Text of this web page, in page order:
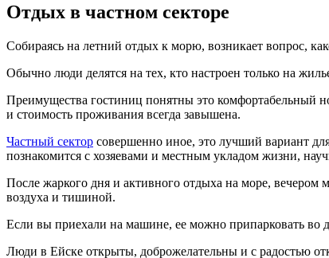
Отдых в частном секторе
Собираясь на летний отдых к морю, возникает вопрос,
Обычно люди делятся на тех, кто настроен только на
Преимущества гостиниц понятны это комфортабельный
и стоимость проживания всегда завышена.
Частный сектор совершенно иное, это лучший вариант
познакомится с хозяевами и местным укладом жизни,
После жаркого дня и активного отдыха на море,
воздуха и тишиной.
Если вы приехали на машине, ее можно припарковать во
Люди в Ейске открыты, доброжелательны и с радостью